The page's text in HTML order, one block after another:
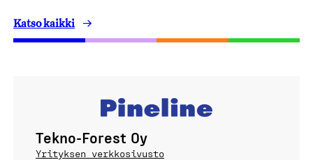
Katso kaikki
Tekno-Forest Oy
Yrityksen verkkosivusto